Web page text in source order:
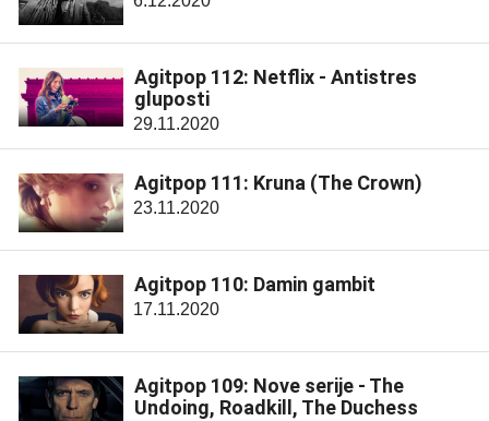
Agitpop 112: Netflix - Antistres
gluposti
29.11.2020
Agitpop 111: Kruna (The Crown)
23.11.2020
Agitpop 110: Damin gambit
17.11.2020
Agitpop 109: Nove serije - The
Undoing, Roadkill, The Duchess